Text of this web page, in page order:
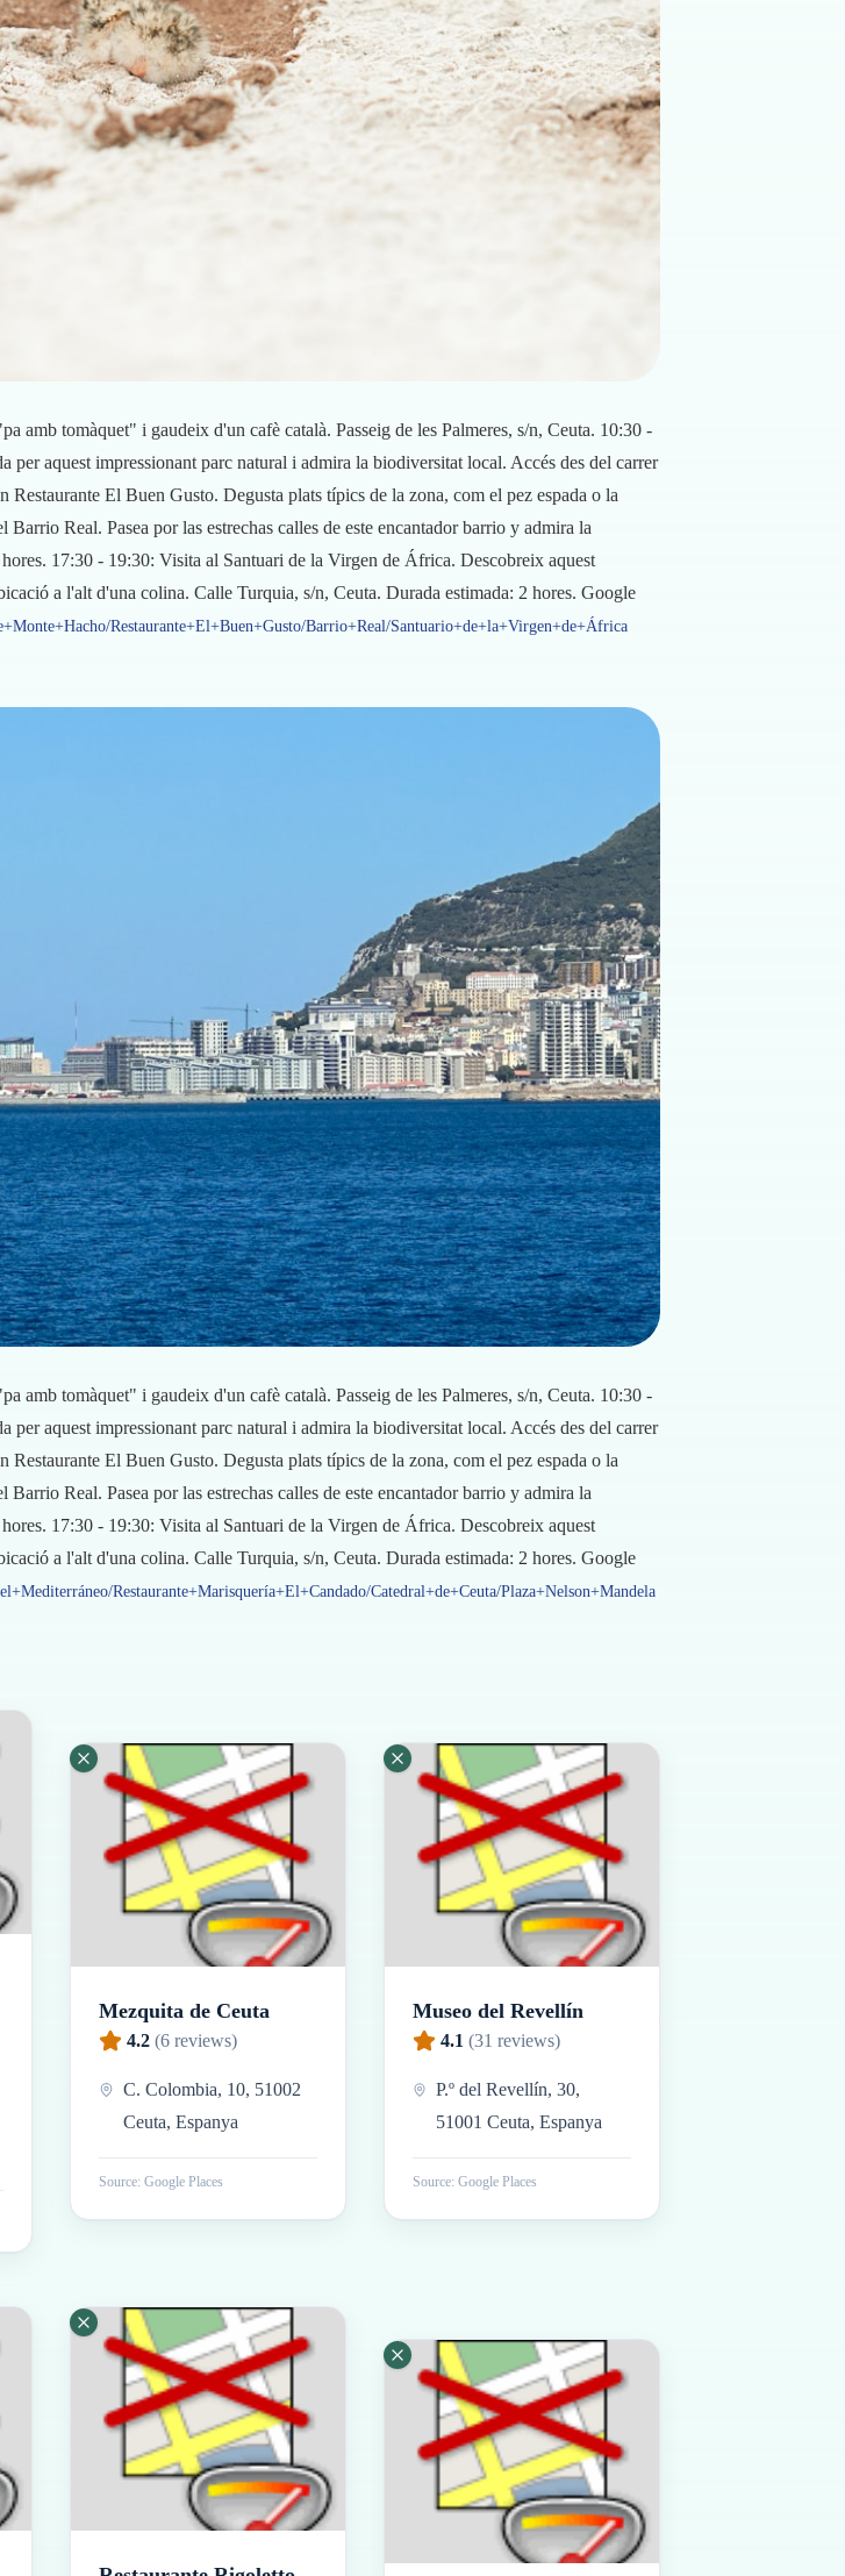
amb tomàquet" i gaudeix d'un cafè català. Passeig de les Palmeres, s/n, Ceuta. 10:30 -
aquest impressionant parc natural i admira la biodiversitat local. Accés des del carrer
El Buen Gusto. Degusta plats típics de la zona, com el pez espada o la
Real. Pasea por las estrechas calles de este encantador barrio y admira la
17:30 - 19:30: Visita al Santuari de la Virgen de África. Descobreix aquest
a l'alt d'una colina. Calle Turquia, s/n, Ceuta. Durada estimada: 2 hores. Google
Restaurante+El+Buen+Gusto/Barrio+Real/Santuario+de+la+Virgen+de+África
amb tomàquet" i gaudeix d'un cafè català. Passeig de les Palmeres, s/n, Ceuta. 10:30 -
aquest impressionant parc natural i admira la biodiversitat local. Accés des del carrer
El Buen Gusto. Degusta plats típics de la zona, com el pez espada o la
Real. Pasea por las estrechas calles de este encantador barrio y admira la
17:30 - 19:30: Visita al Santuari de la Virgen de África. Descobreix aquest
a l'alt d'una colina. Calle Turquia, s/n, Ceuta. Durada estimada: 2 hores. Google
Restaurante+Marisquería+El+Candado/Catedral+de+Ceuta/Plaza+Nelson+Mandela
Mezquita de Ceuta
4.2 (6 reviews)
C. Colombia, 10, 51002
Ceuta, Espanya
Source: Google Places
Museo del Revellín
4.1 (31 reviews)
P.º del Revellín, 30,
51001 Ceuta, Espanya
Source: Google Places